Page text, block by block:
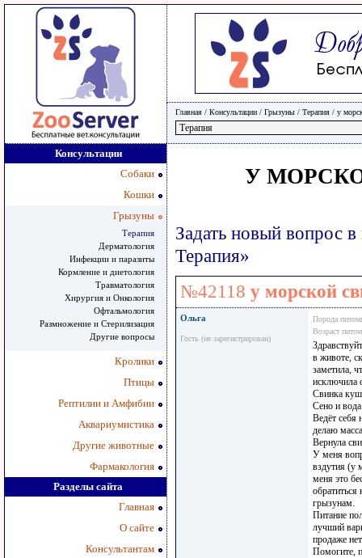
Главная / Консультации / Грызуны / Терапия / у
Консультации
Собаки
Кошки
Грызуны
Терапия
Дерматология
Инфекции и паразиты
Кормление и диетология
Травматология
Хирургия и Онкология
Офтальмология
Размножение и Стерилизация
Другие вопросы
Кролики
Птицы
Рептилии и Амфибии
Аквариумистика
Другие животные
Фармакология
Разделы сайта
Главная
О сайте
Консультантам
У
Задать новый вопрос
Терапия»
№42118 у морской
Ольга
Гость (не зарегистрирован)
Порода
Возраст
в животе,
заметила,
исключила
Свинка
Сено и вода
Ведёт себя
делаю
Вернула
У меня
вздутия (у
меня это
обратиться
грызунам.
Питание
лучший
продаже
Помогите,